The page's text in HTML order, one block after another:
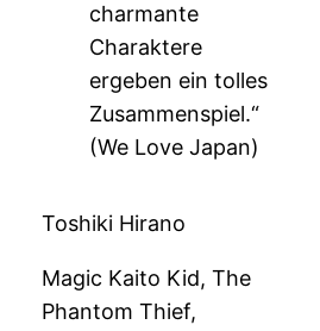
charmante
Charaktere
ergeben ein tolles
Zusammenspiel.“
(We Love Japan)
Toshiki Hirano
Magic Kaito Kid, The
Phantom Thief,